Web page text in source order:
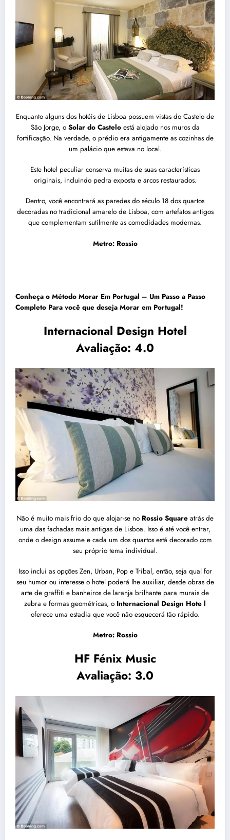
Enquanto alguns dos hotéis de Lisboa possuem vistas do Castelo de
São Jorge, o Solar do Casteloestá alojado nos muros da
fortificação. Na verdade, o prédio era antigamente as cozinhas de
um palácio que estava no local.
Este hotel peculiar conserva muitas de suas características
originais, incluindo pedra exposta e arcos restaurados.
Dentro, você encontrará as paredes do século 18 dos quartos
decoradas no tradicional amarelo de Lisboa, com artefatos antigos
que complementam sutilmente as comodidades modernas.
Metro: Rossio
Conheça o Método Morar Em Portugal – Um Passo a Passo
Completo Para você que deseja Morar em Portugal!
Internacional Design Hotel
Avaliação: 4.0
Não é muito mais frio do que alojar-se no Rossio Square atrás de
uma das fachadas mais antigas de Lisboa. Isso é até você entrar,
onde o design assume e cada um dos quartos está decorado com
seu próprio tema individual.
Isso inclui as opções Zen, Urban, Pop e Tribal, então, seja qual for
seu humor ou interesse o hotel poderá lhe auxiliar, desde obras de
arte de graffiti e banheiros de laranja brilhante para murais de
zebra e formas geométricas, o Internacional Design Hote l
oferece uma estadia que você não esquecerá tão rápido.
Metro: Rossio
HF Fénix Music
Avaliação: 3.0